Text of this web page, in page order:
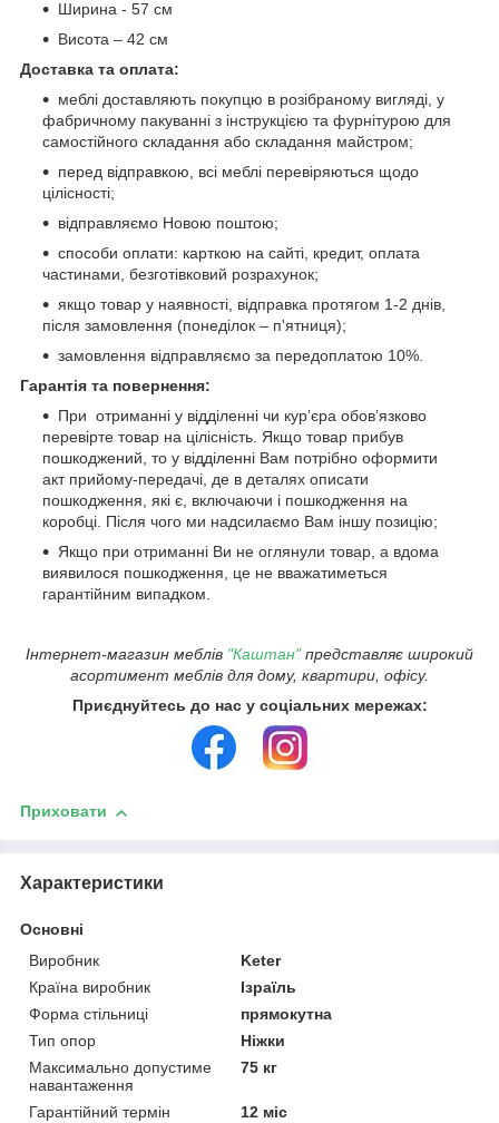
Ширина - 57 см
Висота – 42 см
Доставка та оплата:
меблі доставляють покупцю в розібраному вигляді, у
фабричному пакуванні з інструкцією та фурнітурою для
самостійного складання або складання майстром;
перед відправкою, всі меблі перевіряються щодо
цілісності;
відправляємо Новою поштою;
способи оплати: карткою на сайті, кредит, оплата
частинами, безготівковий розрахунок;
якщо товар у наявності, відправка протягом 1-2 днів,
після замовлення (понеділок – п'ятниця);
замовлення відправляємо за передоплатою 10%.
Гарантія та повернення:
При отриманні у відділенні чи курʼєра обовʼязково
перевірте товар на цілісність. Якщо товар прибув
пошкоджений, то у відділенні Вам потрібно оформити
акт прийому-передачі, де в деталях описати
пошкодження, які є, включаючи і пошкодження на
коробці. Після чого ми надсилаємо Вам іншу позицію;
Якщо при отриманні Ви не оглянули товар, а вдома
виявилося пошкодження, це не вважатиметься
гарантійним випадком.
Інтернет-магазин меблів "Каштан"представляє широкий
асортимент меблів для дому, квартири, офісу.
Приєднуйтесь до нас у соціальних мережах:
Приховати
Характеристики
Основні
Виробник
Keter
Країна виробник
Ізраїль
Форма стільниці
прямокутна
Тип опор
Ніжки
Максимально допустиме
навантаження
75 кг
Гарантійний термін 12 міс